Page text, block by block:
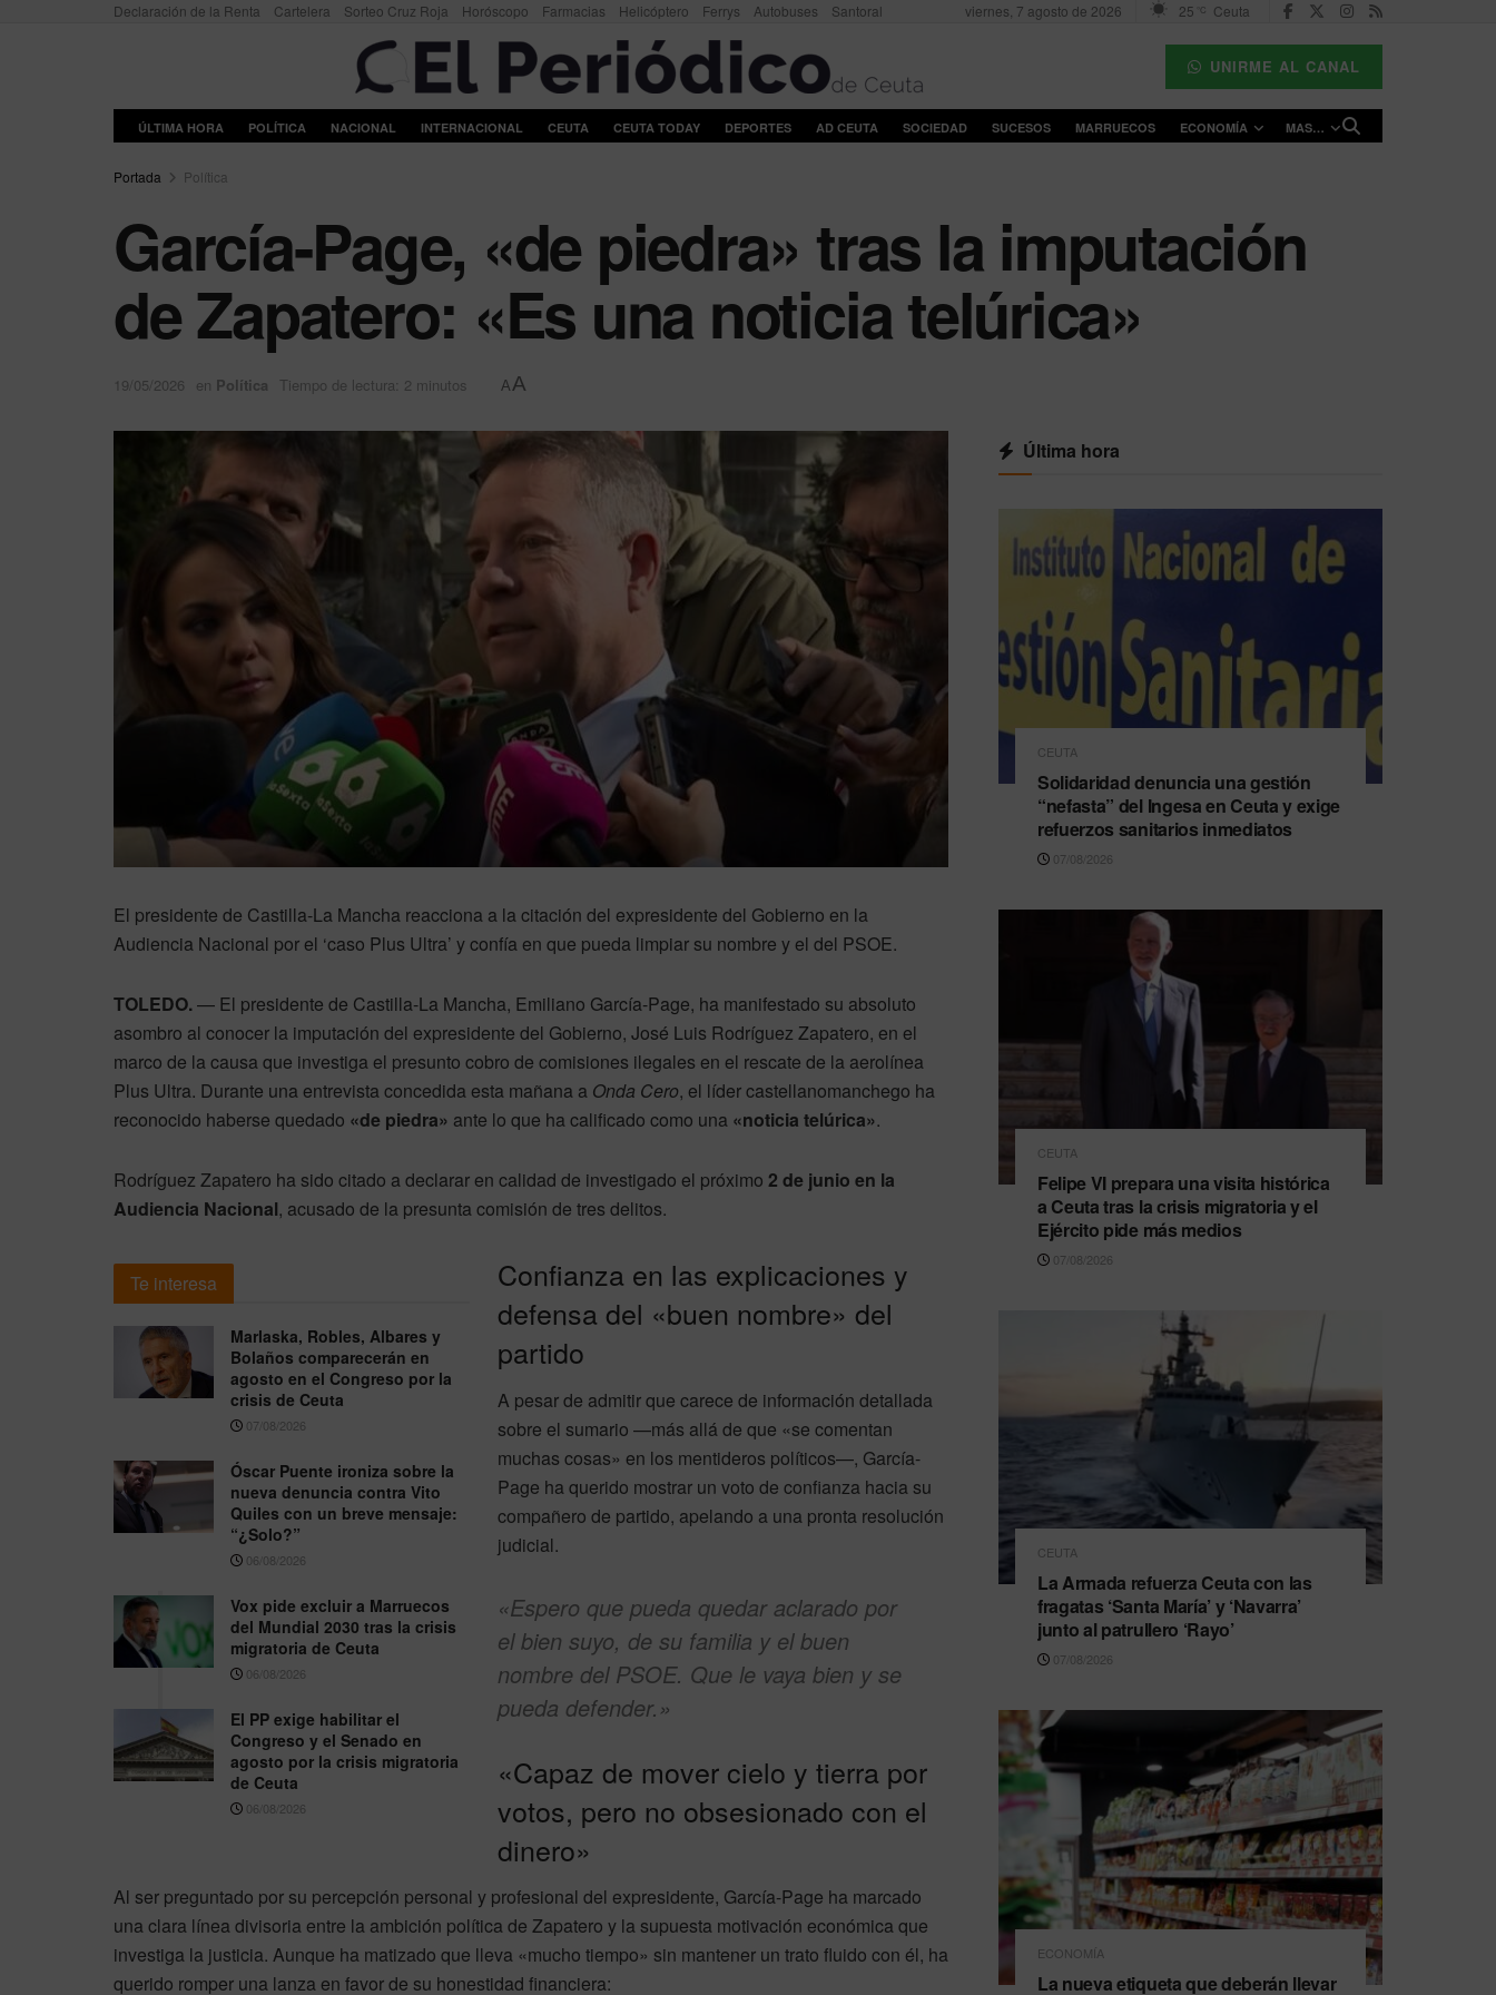
Declaración de la Renta Cartelera Sorteo Cruz Roja Horóscopo Farmacias Helicóptero Ferrys Autobuses Santoral viernes, 7 agosto de 2026 25 °C Ceuta
UNIRME AL CANAL
ÚLTIMA HORA POLÍTICA NACIONAL INTERNACIONAL CEUTA CEUTA TODAY DEPORTES AD CEUTA SOCIEDAD SUCESOS MARRUECOS ECONOMÍA MAS…
Portada Política
García-Page, «de piedra» tras la imputación
de Zapatero: «Es una noticia telúrica»
19/05/2026 en Política Tiempo de lectura: 2 minutos AA
El presidente de Castilla-La Mancha reacciona a la citación del expresidente del Gobierno en la
Audiencia Nacional por el ‘caso Plus Ultra’ y confía en que pueda limpiar su nombre y el del PSOE.
TOLEDO.— El presidente de Castilla-La Mancha, Emiliano García-Page, ha manifestado su absoluto
asombro al conocer la imputación del expresidente del Gobierno, José Luis Rodríguez Zapatero, en el
marco de la causa que investiga el presunto cobro de comisiones ilegales en el rescate de la aerolínea
Plus Ultra. Durante una entrevista concedida esta mañana a Onda Cero, el líder castellanomanchego ha
reconocido haberse quedado «de piedra» ante lo que ha calificado como una «noticia telúrica».
Rodríguez Zapatero ha sido citado a declarar en calidad de investigado el próximo 2 de junio en la
Audiencia Nacional, acusado de la presunta comisión de tres delitos.
Te interesa
Marlaska, Robles, Albares y
Bolaños comparecerán en
agosto en el Congreso por la
crisis de Ceuta
07/08/2026
Óscar Puente ironiza sobre la
nueva denuncia contra Vito
Quiles con un breve mensaje:
“¿Solo?”
06/08/2026
Vox pide excluir a Marruecos
del Mundial 2030 tras la crisis
migratoria de Ceuta
06/08/2026
El PP exige habilitar el
Congreso y el Senado en
agosto por la crisis migratoria
de Ceuta
06/08/2026
Confianza en las explicaciones y
defensa del «buen nombre» del
partido
A pesar de admitir que carece de información detallada
sobre el sumario —más allá de que «se comentan
muchas cosas» en los mentideros políticos—, García-
Page ha querido mostrar un voto de confianza hacia su
compañero de partido, apelando a una pronta resolución
judicial.
«Espero que pueda quedar aclarado por
el bien suyo, de su familia y el buen
nombre del PSOE. Que le vaya bien y se
pueda defender.»
«Capaz de mover cielo y tierra por
votos, pero no obsesionado con el
dinero»
Al ser preguntado por su percepción personal y profesional del expresidente, García-Page ha marcado
una clara línea divisoria entre la ambición política de Zapatero y la supuesta motivación económica que
investiga la justicia. Aunque ha matizado que lleva «mucho tiempo» sin mantener un trato fluido con él, ha
querido romper una lanza en favor de su honestidad financiera:
Última hora
CEUTA
Solidaridad denuncia una gestión
“nefasta” del Ingesa en Ceuta y exige
refuerzos sanitarios inmediatos
07/08/2026
CEUTA
Felipe VI prepara una visita histórica
a Ceuta tras la crisis migratoria y el
Ejército pide más medios
07/08/2026
CEUTA
La Armada refuerza Ceuta con las
fragatas ‘Santa María’ y ‘Navarra’
junto al patrullero ‘Rayo’
07/08/2026
ECONOMÍA
La nueva etiqueta que deberán llevar